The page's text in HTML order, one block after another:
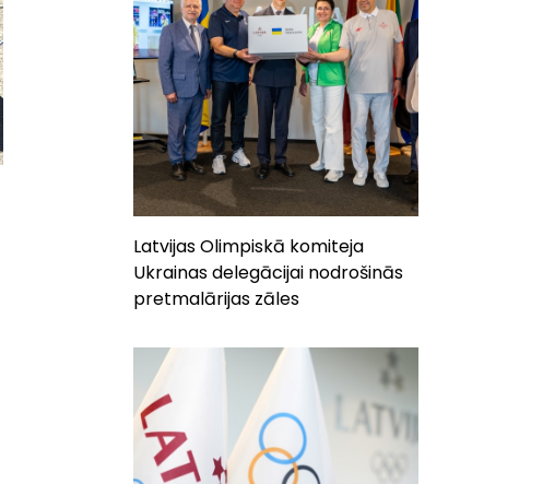
Latvijas Olimpiskā komiteja
Ukrainas delegācijai nodrošinās
pretmalārijas zāles